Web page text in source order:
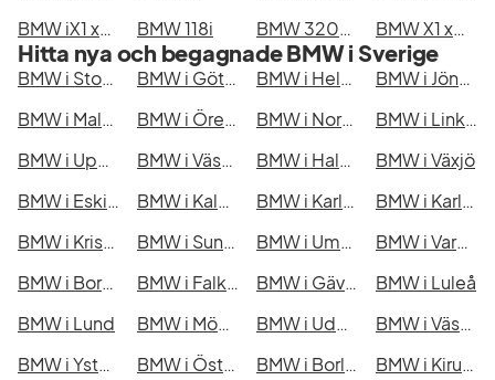
BMW iX1 xDrive30
BMW 118i BMW 320d xDrive Touring BMW X1 xDrive20d
Hitta nya och begagnade BMW i Sverige
BMW i Stockholm BMW i Göteborg BMW i Helsingborg
BMW i Jönköping
BMW i Malmö
BMW i Örebro BMW i Norrköping
BMW i Linköping
BMW i Uppsala
BMW i Västerås BMW i Halmstad
BMW i Växjö
BMW i Eskilstuna
BMW i Kalmar BMW i Karlskrona
BMW i Karlstad
BMW i Kristianstad
BMW i Sundsvall BMW i Umeå
BMW i Varberg
BMW i Borås
BMW i Falkenberg BMW i Gävle
BMW i Luleå
BMW i Lund
BMW i Mönsterås BMW i Uddevalla
BMW i Västervik
BMW i Ystad
BMW i Östersund BMW i Borlänge
BMW i Kiruna